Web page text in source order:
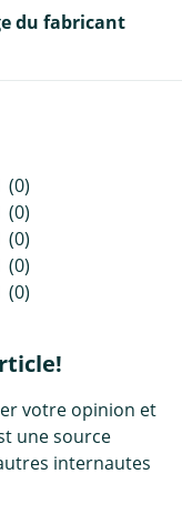
du fabricant
(0)
(0)
(0)
(0)
(0)
votre opinion et
une source
internautes